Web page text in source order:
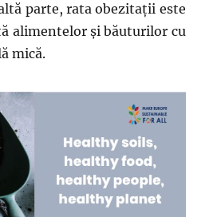
parte, rata obezitaţii este
alimentelor şi băuturilor cu
mică.